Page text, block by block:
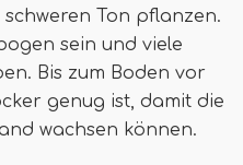
Ton pflanzen.
sein und viele
Bis zum Boden vor
genug ist, damit die
wachsen können.